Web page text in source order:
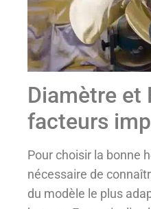
Diamètre et
facteurs
Pour choisir la bonne
nécessaire de
du modèle le plus